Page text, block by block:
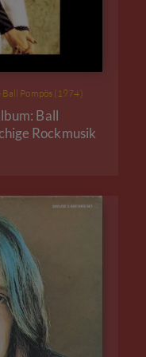
Pompös (1974)
Ball
Rockmusik